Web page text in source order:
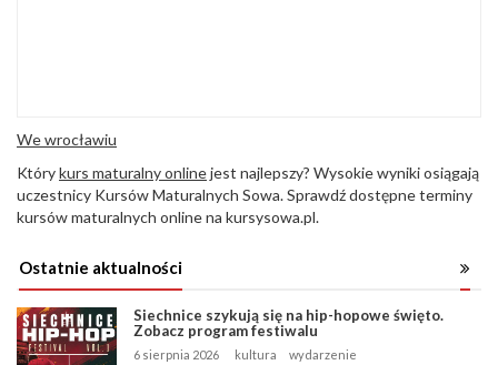
We wrocławiu
Którykurs maturalny onlinejest najlepszy? Wysokie wyniki osiągają
uczestnicy Kursów Maturalnych Sowa. Sprawdź dostępne terminy
kursów maturalnych online na kursysowa.pl.
Ostatnie aktualności
Siechnice szykują się na hip-hopowe święto.
Zobacz program festiwalu
6 sierpnia 2026 kultura wydarzenie